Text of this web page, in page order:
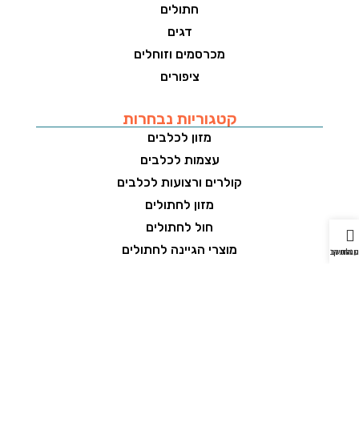
חתולים
דגים
מכרסמים וזוחלים
ציפורים
קטגוריות נבחרות
מזון לכלבים
עצמות לכלבים
קולרים ורצועות לכלבים
מזון לחתולים
חול לחתולים
מוצרי הגיינה לחתולים
חנות
עגלת קניות
החשבון שלי